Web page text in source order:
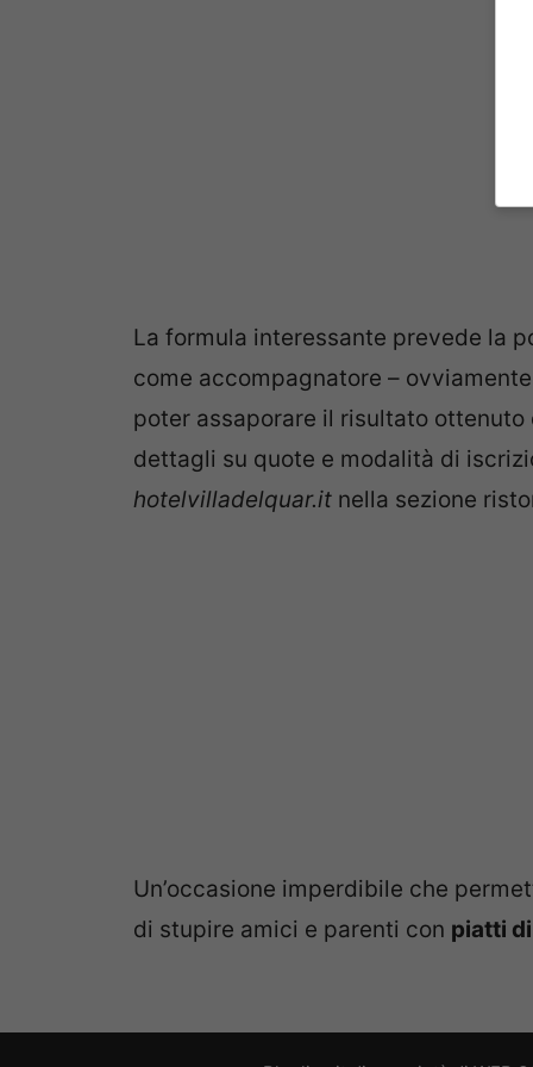
La formula interessante prevede la
come accompagnatore –
poter assaporare il risultato ottenuto
dettagli su quote e modalità di
hotelvilladelquar.it nella sezione
Un’occasione imperdibile che
di stupire amici e parenti con piatti